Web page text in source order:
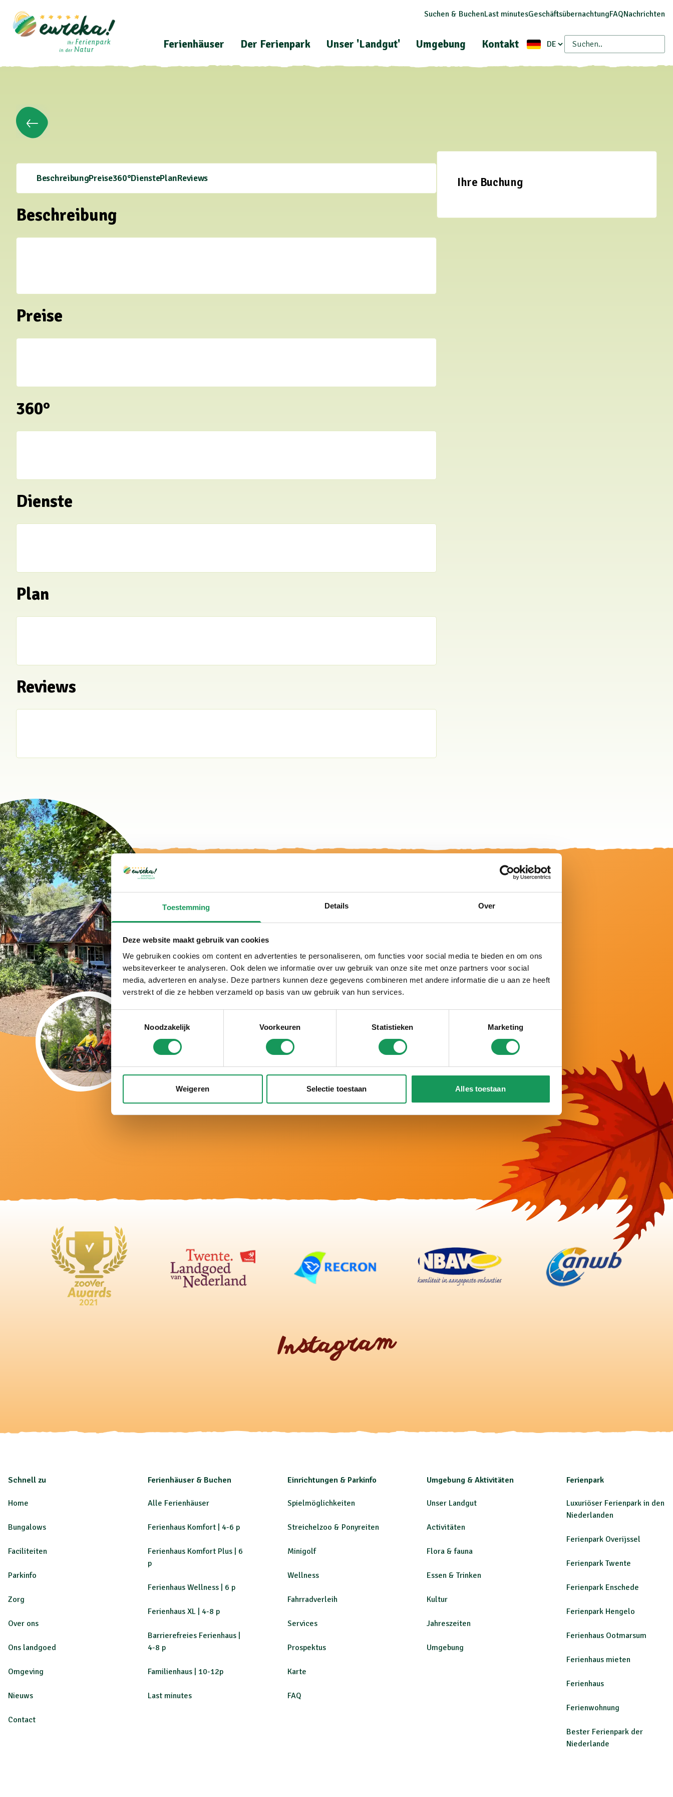
Toestemming Details Over
Deze website maakt gebruik van cookies
We gebruiken cookies om content en advertenties te personaliseren, om functies voor social media te bieden en om ons
websiteverkeer te analyseren. Ook delen we informatie over uw gebruik van onze site met onze partners voor social
media, adverteren en analyse. Deze partners kunnen deze gegevens combineren met andere informatie die u aan ze heeft
verstrekt of die ze hebben verzameld op basis van uw gebruik van hun services.
Toestemmingsselectie
Noodzakelijk
Voorkeuren Statistieken Marketing
Weigeren Selectie toestaan Alles toestaan
Suchen & BuchenLast minutesGeschäftsübernachtungFAQNachrichten
Ferienhäuser Der Ferienpark Unser 'Landgut' Umgebung Kontakt
BeschreibungPreise360°DienstePlanReviews
Beschreibung
Preise
360°
Dienste
Plan
Reviews
Ihre Buchung
Bei uns ist es
wirklich Urlaub!
Schon über ein halbes Jahrhundert der Ferienpark in der Twenter Natur.
Seit vielen Jahren zum besten Ferienpark der Niederlande gewählt.
Schon sechsmal hintereinander mit einem Zoover Award gekrönt und mit 9,8
von 10 Punkten bewertet.
Urlaub nach Maß, mit
persönlicher Aufmerksamkeit und ganz auf Ihre
5-
Sterne-Luxus. Große Häuser, moderne Einrichtung und zahlreiche
Instagram
Schnell zu
Home
Bungalows
Faciliteiten
Parkinfo
Zorg
Over ons
Ons landgoed
Omgeving
Nieuws
Contact
Ferienhäuser & Buchen
Alle Ferienhäuser
Ferienhaus Komfort | 4-6 p
Ferienhaus Komfort Plus | 6
p
Ferienhaus Wellness | 6 p
Ferienhaus XL | 4-8 p
Barrierefreies Ferienhaus |
4-8 p
Familienhaus | 10-12p
Last minutes
Einrichtungen & Parkinfo
Spielmöglichkeiten
Streichelzoo & Ponyreiten
Minigolf
Wellness
Fahrradverleih
Services
Prospektus
Karte
FAQ
Umgebung & Aktivitäten
Unser Landgut
Activitäten
Flora & fauna
Essen & Trinken
Kultur
Jahreszeiten
Umgebung
Ferienpark
Luxuriöser Ferienpark in den
Niederlanden
Ferienpark Overijssel
Ferienpark Twente
Ferienpark Enschede
Ferienpark Hengelo
Ferienhaus Ootmarsum
Ferienhaus mieten
Ferienhaus
Ferienwohnung
Bester Ferienpark der
Niederlande